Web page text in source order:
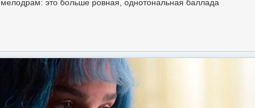
мелодрам: это больше ровная, однотональная баллада